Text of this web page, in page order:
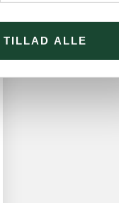
TILLAD ALLE